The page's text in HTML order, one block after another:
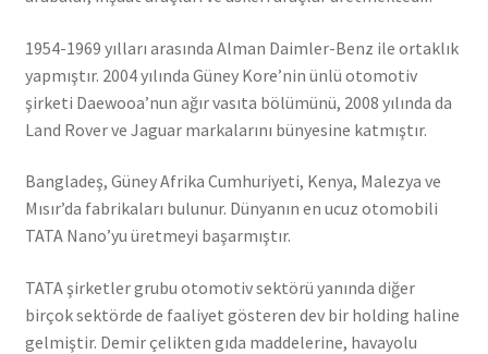
1954-1969 yılları arasında Alman Daimler-Benz ile ortaklık
yapmıştır. 2004 yılında Güney Kore’nin ünlü otomotiv
şirketi Daewooa’nun ağır vasıta bölümünü, 2008 yılında da
Land Rover ve Jaguar markalarını bünyesine katmıştır.
Bangladeş, Güney Afrika Cumhuriyeti, Kenya, Malezya ve
Mısır’da fabrikaları bulunur. Dünyanın en ucuz otomobili
TATA Nano’yu üretmeyi başarmıştır.
TATA şirketler grubu otomotiv sektörü yanında diğer
birçok sektörde de faaliyet gösteren dev bir holding haline
gelmiştir. Demir çelikten gıda maddelerine, havayolu